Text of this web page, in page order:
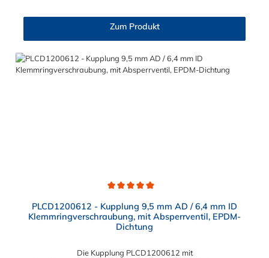
Zum Produkt
PLCD1200612 - Kupplung 9,5 mm AD / 6,4 mm ID
Klemmringverschraubung, mit Absperrventil, EPDM-
Dichtung
Die Kupplung PLCD1200612 mit